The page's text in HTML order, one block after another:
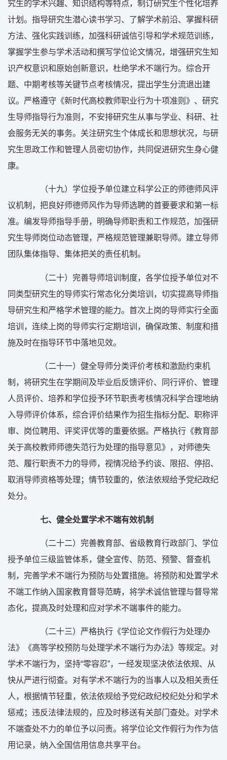
究生的学术兴趣、知识结构等特点，制订研究生个性化培养
计划。指导研究生潜心读书学习、了解学术前沿、掌握科研
方法、强化实践训练，加强科研诚信引导和学术规范训练，
掌握学生参与学术活动和撰写学位论文情况，增强研究生知
识产权意识和原始创新意识，杜绝学术不端行为。综合开
题、中期考核等关键节点考核情况，提出学生分流退出建
议。严格遵守《新时代高校教师职业行为十项准则》、研究
生导师指导行为准则，不安排研究生从事与学业、科研、社
会服务无关的事务。关注研究生个体成长和思想状况，与研
究生思政工作和管理人员密切协作，共同促进研究生身心健
康。
（十九）学位授予单位建立科学公正的师德师风评
议机制，把良好师德师风作为导师选聘的首要要求和第一标
准。编发导师指导手册，明确导师职责和工作规范，加强研
究生导师岗位动态管理，严格规范管理兼职导师。建立导师
团队集体指导、集体把关的责任机制。
（二十）完善导师培训制度，各学位授予单位对不
同类型研究生的导师实行常态化分类培训，切实提高导师指
导研究生和严格学术管理的能力。首次上岗的导师实行全面
培训，连续上岗的导师实行定期培训，确保政策、制度和措
施及时在指导环节中落地见效。
（二十一）健全导师分类评价考核和激励约束机
制，将研究生在学期间及毕业后反馈评价、同行评价、管理
人员评价、培养和学位授予环节职责考核情况科学合理地纳
入导师评价体系，综合评价结果作为招生指标分配、职称评
审、岗位聘用、评奖评优等的重要依据。严格执行《教育部
关于高校教师师德失范行为处理的指导意见》，对师德失
范、履行职责不力的导师，视情况给予约谈、限招、停招、
取消导师资格等处理；情节较重的，依法依规给予党纪政纪
处分。
七、健全处置学术不端有效机制
（二十二）完善教育部、省级教育行政部门、学位
授予单位三级监管体系，健全宣传、防范、预警、督查机
制，完善学术不端行为预防与处置措施。将预防和处置学术
不端工作纳入国家教育督导范畴，将学术诚信管理与督导常
态化，提高及时处理和应对学术不端事件的能力。
（二十三）严格执行《学位论文作假行为处理办
法》《高等学校预防与处理学术不端行为办法》等规定。对
学术不端行为，坚持“零容忍”，一经发现坚决依法依规、从
快从严进行彻查。对有学术不端行为的当事人以及相关责任
人，根据情节轻重，依法依规给予党纪政纪校纪处分和学术
惩戒；违反法律法规的，应及时移送有关部门查处。对学术
不端查处不力的单位予以问责。将学位论文作假行为作为信
用记录，纳入全国信用信息共享平台。